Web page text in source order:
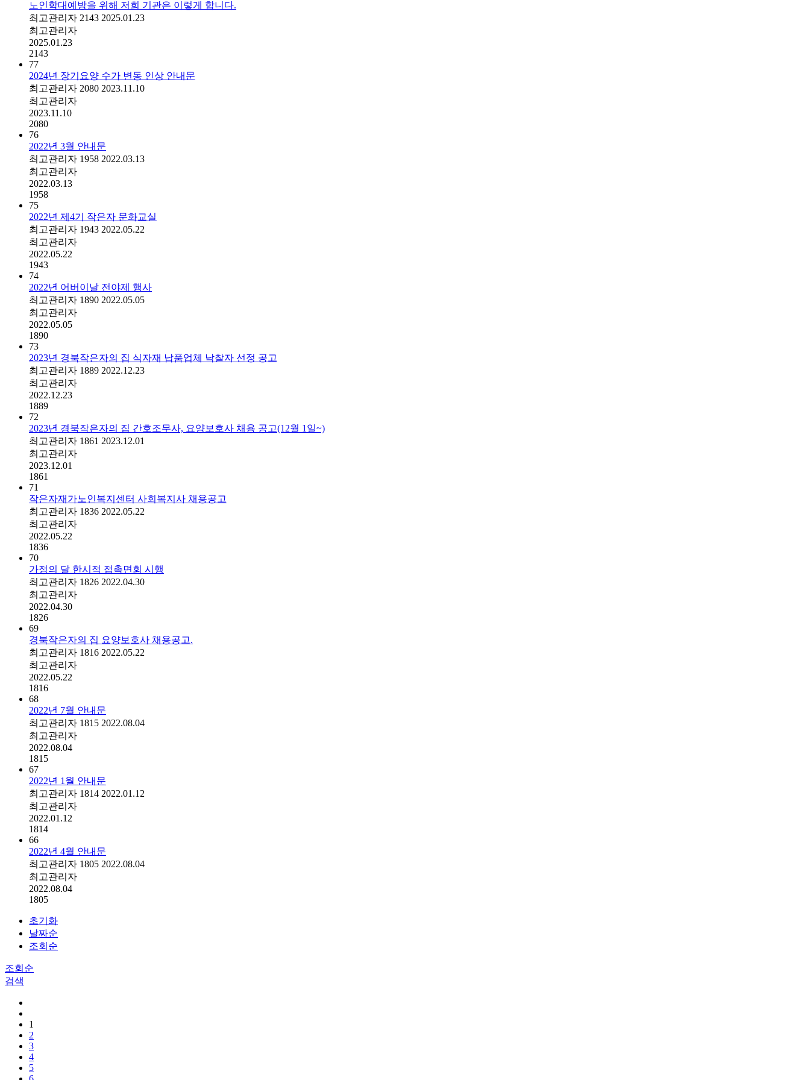
노인학대예방을 위해 저희 기관은 이렇게 합니다.
최고관리자 2143 2025.01.23
최고관리자
2025.01.23
2143
77
2024년 장기요양 수가 변동 인상 안내문
최고관리자 2080 2023.11.10
최고관리자
2023.11.10
2080
76
2022년 3월 안내문
최고관리자 1958 2022.03.13
최고관리자
2022.03.13
1958
75
2022년 제4기 작은자 문화교실
최고관리자 1943 2022.05.22
최고관리자
2022.05.22
1943
74
2022년 어버이날 전야제 행사
최고관리자 1890 2022.05.05
최고관리자
2022.05.05
1890
73
2023년 경북작은자의 집 식자재 납품업체 낙찰자 선정 공고
최고관리자 1889 2022.12.23
최고관리자
2022.12.23
1889
72
2023년 경북작은자의 집 간호조무사, 요양보호사 채용 공고(12월 1일~)
최고관리자 1861 2023.12.01
최고관리자
2023.12.01
1861
71
작은자재가노인복지센터 사회복지사 채용공고
최고관리자 1836 2022.05.22
최고관리자
2022.05.22
1836
70
가정의 달 한시적 접촉면회 시행
최고관리자 1826 2022.04.30
최고관리자
2022.04.30
1826
69
경북작은자의 집 요양보호사 채용공고.
최고관리자 1816 2022.05.22
최고관리자
2022.05.22
1816
68
2022년 7월 안내문
최고관리자 1815 2022.08.04
최고관리자
2022.08.04
1815
67
2022년 1월 안내문
최고관리자 1814 2022.01.12
최고관리자
2022.01.12
1814
66
2022년 4월 안내문
최고관리자 1805 2022.08.04
최고관리자
2022.08.04
1805
초기화
날짜순
조회순
조회순
검색
1
2
3
4
5